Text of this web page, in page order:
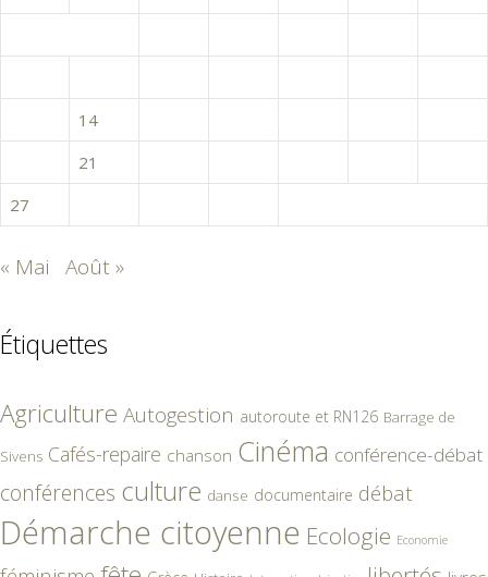
14
21
27
« Mai Août »
Étiquettes
Agriculture Autogestion autoroute et RN126 Barrage de
Sivens Cafés-repaire chanson Cinéma conférence-débat
conférences culture danse documentaire débat
Démarche citoyenne Ecologie Economie